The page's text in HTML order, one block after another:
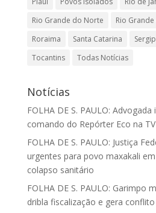
Rio Grande do Norte
Rio Grande
Roraima
Santa Catarina
Tocantins
Todas Notícias
Notícias
FOLHA DE S. PAULO:
comando do Repórter Eco na
FOLHA DE S. PAULO: Justiça
urgentes para povo maxakali
colapso sanitário
FOLHA DE S. PAULO: Garimpo
dribla fiscalização e gera